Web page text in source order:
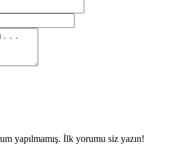
yapılmamış. İlk yorumu siz yazın!